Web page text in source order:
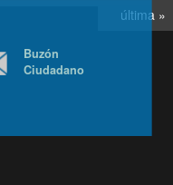
última »
Buzón
Ciudadano